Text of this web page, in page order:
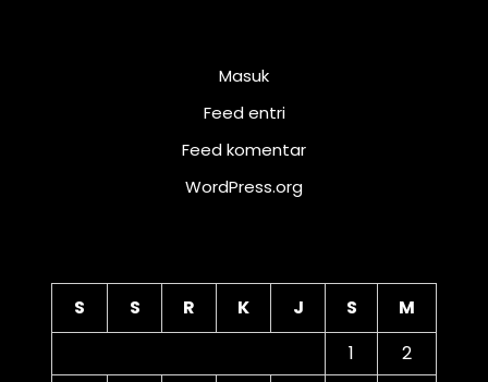
Masuk
Feed entri
Feed komentar
WordPress.org
S S R K J S
M
1
2